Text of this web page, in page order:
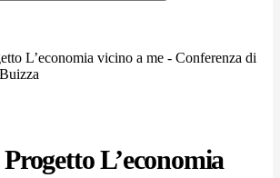
L’economia vicino a me - Conferenza di
L’economia